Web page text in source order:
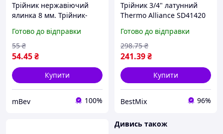
Трійник нержавіючий
ялинка 8 мм. Трійник-
Готово до відправки
54.45₴
55 ₴
Купити
mBev 100%
Трійник 3/4" латунний
Thermo Alliance SD41420
водопроводу
Готово до відправки
241.39₴
298.75 ₴
Купити
BestMix 96%
Дивись також